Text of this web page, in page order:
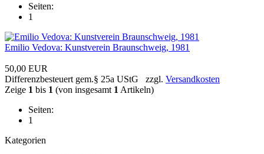
Seiten:
1
Emilio Vedova: Kunstverein Braunschweig, 1981
50,00 EUR
Differenzbesteuert gem.§ 25a UStG zzgl. Versandkosten
Zeige 1 bis 1 (von insgesamt 1 Artikeln)
Seiten:
1
Kategorien